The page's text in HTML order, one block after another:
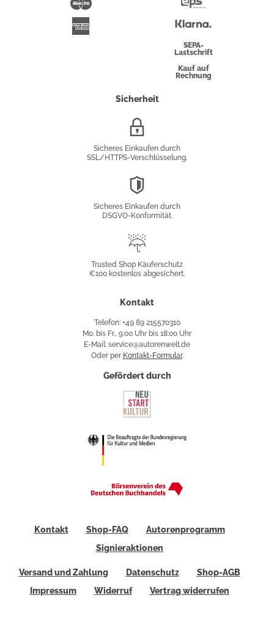
Maestro
Überweisung
SEPA-
Lastschrift
Kauf auf
Rechnung
Sicherheit
Sicheres Einkaufen durch
SSL/HTTPS-Verschlüsselung.
Sicheres Einkaufen durch
DSGVO-Konformität.
Käuferschutz
Trusted Shop Käuferschutz
€100 kostenlos abgesichert.
Kontakt
Telefon: +49 89 215570310
Mo. bis Fr., 9:00 Uhr bis 18:00 Uhr
E-Mail: service@autorenwelt.de
Oder per Kontakt-Formular.
Gefördert durch
Kontakt Shop-FAQ
Autorenprogramm
Signieraktionen
Versand und Zahlung Datenschutz
Shop-AGB
Impressum
Widerruf Vertrag widerrufen